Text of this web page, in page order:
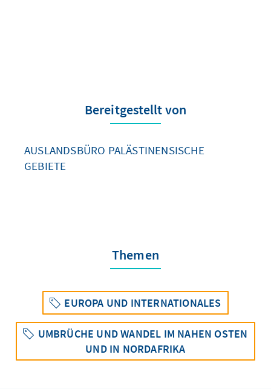
Bereitgestellt von
AUSLANDSBÜRO PALÄSTINENSISCHE
GEBIETE
Themen
EUROPA UND INTERNATIONALES
UMBRÜCHE UND WANDEL IM NAHEN OSTEN
UND IN NORDAFRIKA